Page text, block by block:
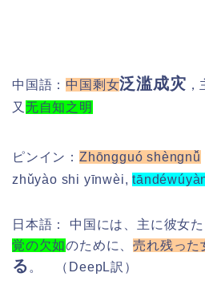
中国語： 中国剩女泛滥成灾
又 无自知之明
ピンイン： Zhōngguó shèngnǚ
zhǔyào shi yīnwèi,
日本語： 中国には、主に彼女
覚の欠如のために、売れ残った
る 。 （DeepL訳）